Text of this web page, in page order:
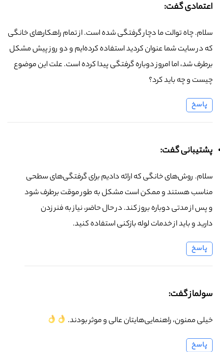
اعتمادی گفت:
سلام. چاه توالت ما دچار گرفتگی شده است. از تمام راهکارهای خانگی
که در سایت شما عنوان کردید استفاده کرده‌ایم و دو روز پیش مشکل
برطرف شد، اما امروز دوباره گرفتگی پیدا کرده است. علت این موضوع
چیست و چه باید کرد؟
پاسخ
پشتیبانی گفت:
سلام. روش‌های خانگی که ارائه دادیم برای گرفتگی‌های سطحی
مناسب هستند و ممکن است مشکل به طور موقت برطرف شود
و پس از مدتی دوباره بروز کند. در حال حاضر، نیاز به فنر زدن
دارید و باید از خدمات لوله بازکنی استفاده کنید.
پاسخ
سولماز گفت:
خیلی ممنون، راهنمایی‌هایتان عالی و موثر بودند.
پاسخ